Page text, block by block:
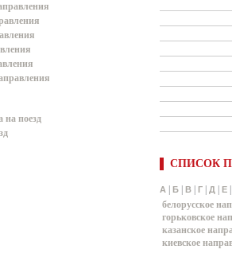
на поезд
СПИСОК
А Б В Г Д Е
белорусское
горьковское
казанское
киевское